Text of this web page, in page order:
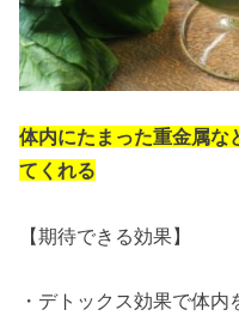
体内にたまった重金属な
てくれる
【期待できる効果】
・デトックス効果で体内